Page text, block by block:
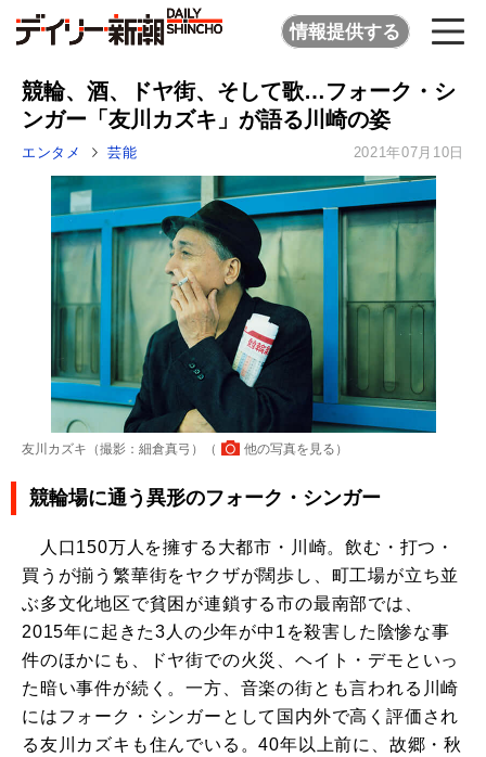
情報提供する
競輪、酒、ドヤ街、そして歌…フォーク・シ
ンガー「友川カズキ」が語る川崎の姿
エンタメ 芸能 2021年07月10日
友川カズキ（撮影：細倉真弓）（ 他の写真を見る ）
競輪場に通う異形のフォーク・シンガー
人口150万人を擁する大都市・川崎。飲む・打つ・
買うが揃う繁華街をヤクザが闊歩し、町工場が立ち並
ぶ多文化地区で貧困が連鎖する市の最南部では、
2015年に起きた3人の少年が中1を殺害した陰惨な事
件のほかにも、ドヤ街での火災、ヘイト・デモといっ
た暗い事件が続く。一方、音楽の街とも言われる川崎
にはフォーク・シンガーとして国内外で高く評価され
る友川カズキも住んでいる。40年以上前に、故郷・秋